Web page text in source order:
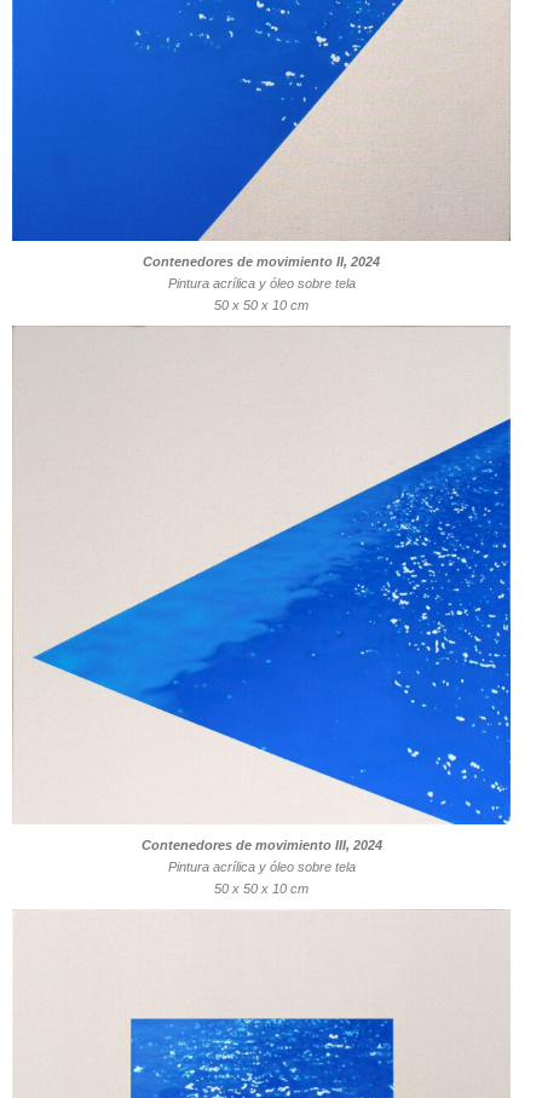
Contenedores de movimiento II, 2024
Pintura acrílica y óleo sobre tela
50 x 50 x 10 cm
Contenedores de movimiento III, 2024
Pintura acrílica y óleo sobre tela
50 x 50 x 10 cm